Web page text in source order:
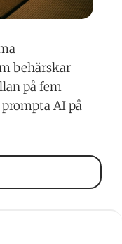
behärskar
på fem
AI på